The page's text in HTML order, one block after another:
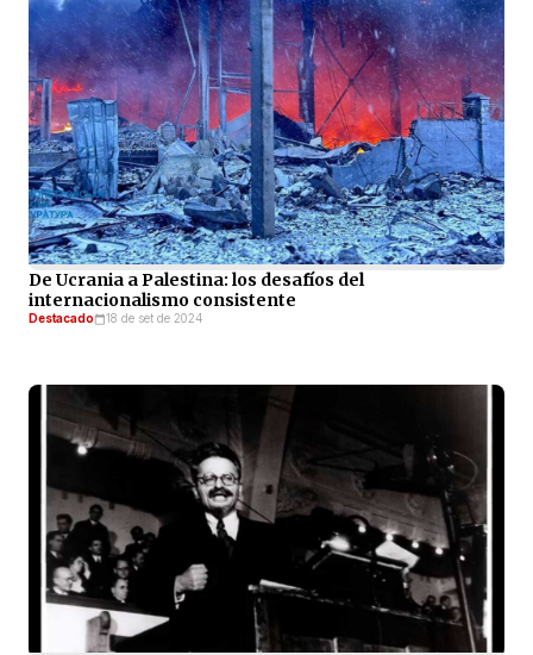
De Ucrania a Palestina: los desafíos del
internacionalismo consistente
Destacado 18 de set de 2024